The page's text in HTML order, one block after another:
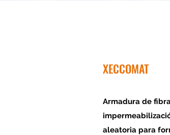
XECCOMAT
Armadura de
aleatoria para